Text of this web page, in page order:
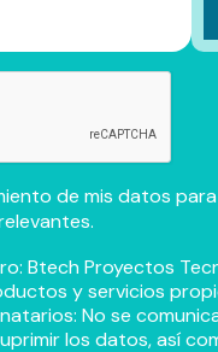
de mis datos
Btech Proyectos
y servicios
No se
los datos, así